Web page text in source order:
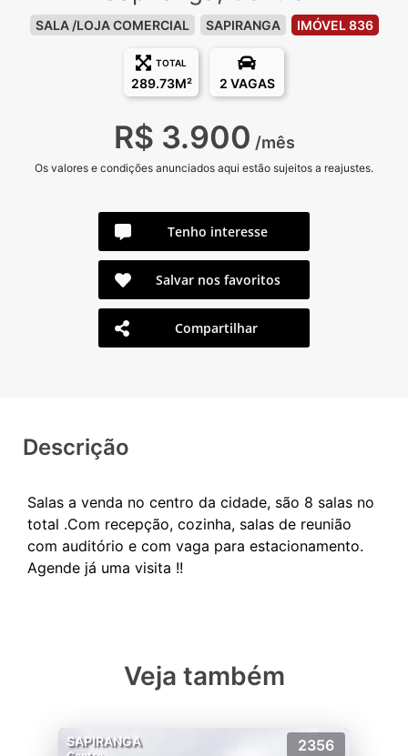
SALA /LOJA COMERCIAL SAPIRANGA IMÓVEL 836
TOTAL
289.73M² 2 VAGAS
R$ 3.900 /mês
Os valores e condições anunciados aqui estão sujeitos a reajustes.
Tenho interesse
Salvar nos favoritos
Compartilhar
Descrição
Salas a venda no centro da cidade, são 8 salas no
total .Com recepção, cozinha, salas de reunião
com auditório e com vaga para estacionamento.
Veja também
SAPIRANGA 2356